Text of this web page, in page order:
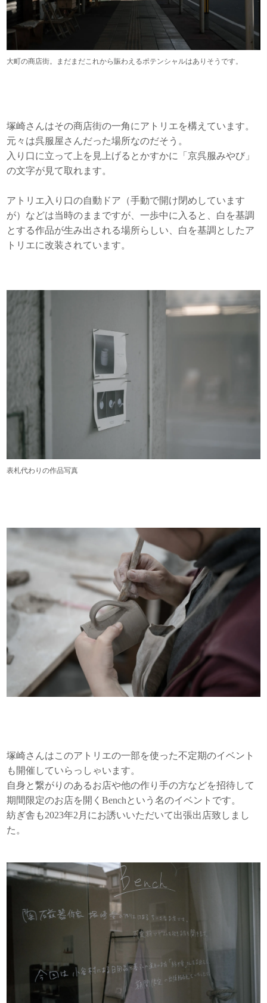
大町の商店街。まだまだこれから賑わえるポテンシャルはありそうです。
塚崎さんはその商店街の一角にアトリエを構えています。
元々は呉服屋さんだった場所なのだそう。
入り口に立って上を見上げるとかすかに「京呉服みやび」
の文字が見て取れます。
アトリエ入り口の自動ドア（手動で開け閉めしています
が）などは当時のままですが、一歩中に入ると、白を基調
とする作品が生み出される場所らしい、白を基調としたア
トリエに改装されています。
表札代わりの作品写真
塚崎さんはこのアトリエの一部を使った不定期のイベント
も開催していらっしゃいます。
自身と繋がりのあるお店や他の作り手の方などを招待して
期間限定のお店を開くBenchという名のイベントです。
紡ぎ舎も2023年2月にお誘いいただいて出張出店致しまし
た。